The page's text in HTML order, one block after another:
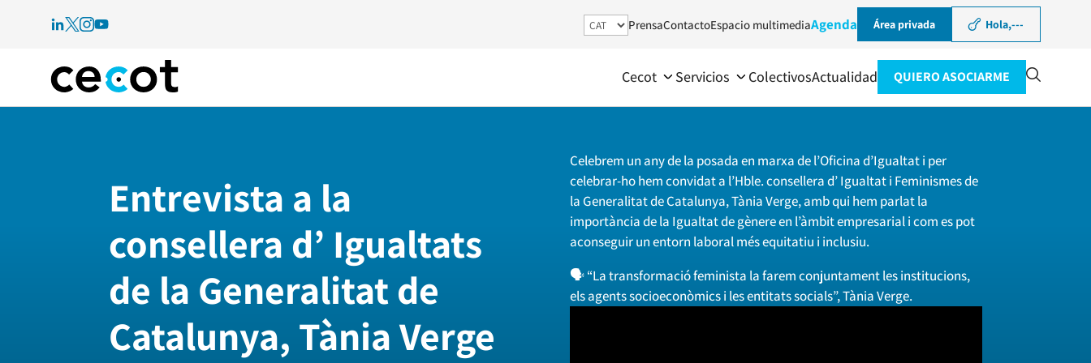
PrensaContactoEspacio multimediaAgenda Área privada Hola,---
Cecot Servicios ColectivosActualidad QUIERO ASOCIARME
Entrevista a la
consellera d’ Igualtats
de la Generalitat de
Catalunya, Tània Verge
Celebrem un any de la posada en marxa de l’Oficina d’Igualtat i per
celebrar-ho hem convidat a l’Hble. consellera d’ Igualtat i Feminismes de
la Generalitat de Catalunya, Tània Verge, amb qui hem parlat la
importància de la Igualtat de gènere en l’àmbit empresarial i com es pot
aconseguir un entorn laboral més equitatiu i inclusiu.
🗣️ “La transformació feminista la farem conjuntament les institucions,
els agents socioeconòmics i les entitats socials”, Tània Verge.